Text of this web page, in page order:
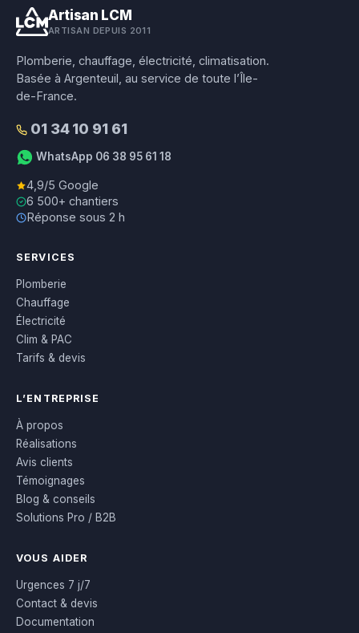
Artisan LCM
ARTISAN DEPUIS 2011
Plomberie, chauffage, électricité, climatisation.
Basée à Argenteuil, au service de toute l’Île-
de-France.
01 34 10 91 61
WhatsApp 06 38 95 61 18
4,9/5 Google
6 500+ chantiers
Réponse sous 2 h
SERVICES
Plomberie
Chauffage
Électricité
Clim & PAC
Tarifs & devis
L’ENTREPRISE
À propos
Réalisations
Avis clients
Témoignages
Blog & conseils
Solutions Pro / B2B
VOUS AIDER
Urgences 7 j/7
Contact & devis
Documentation